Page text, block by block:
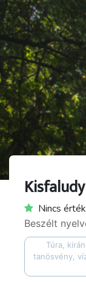
Nincs
Beszélt
Túra,
tanösvény,